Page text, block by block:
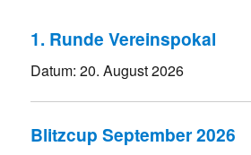
1. Runde Vereinspokal
Datum:20. August 2026
Blitzcup September 2026